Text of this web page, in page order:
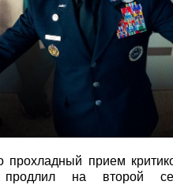
прохладный прием
на второй